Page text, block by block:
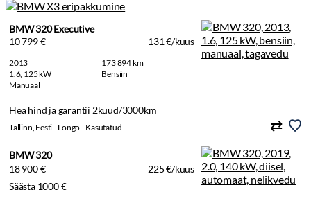
BMW 320 Executive
10 799 €
131 €/kuus
2013
173 894 km
1.6, 125 kW
Bensiin
Manuaal
Hea hind ja garantii 2kuud/3000km
Tallinn, Eesti Longo Kasutatud
BMW 320
18 900 €
225 €/kuus
Säästa 1000 €